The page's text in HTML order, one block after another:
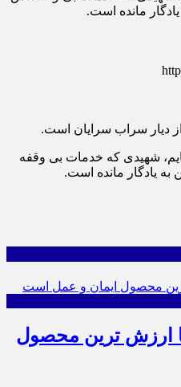
مانده است.
دیار سراب سرایان است.
شهیدی که خدمات بی وقفه
به یادگار مانده است.
ارزش ترین محصول